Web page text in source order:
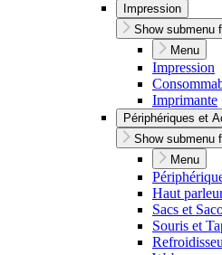
Impression
Show submenu
Menu
Impression
Imprimante
Périphériques et
Show submenu
Menu
Haut
Sacs et
Souris et